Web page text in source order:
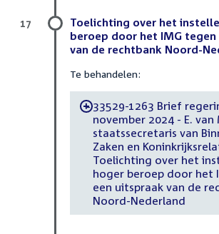
Toelichting over het
beroep door het IMG
van de rechtbank Noord-
Te behandelen:
-33529-1263 Brief
november 2024 - E. van
staatssecretaris van
Zaken en
Toelichting over het
hoger beroep door het
een uitspraak van de
Noord-Nederland
17